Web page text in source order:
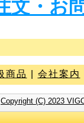
文・お
商品 会社案内
Copyright (C) 2023